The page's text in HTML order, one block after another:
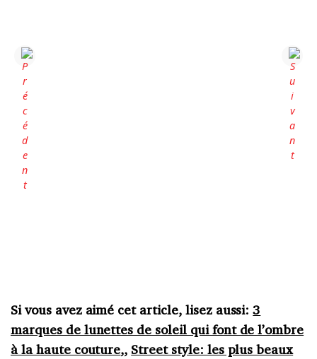
Si vous avez aimé cet article, lisez aussi:3
marques de lunettes de soleil qui font de l’ombre
à la haute couture,, Street style: les plus beaux